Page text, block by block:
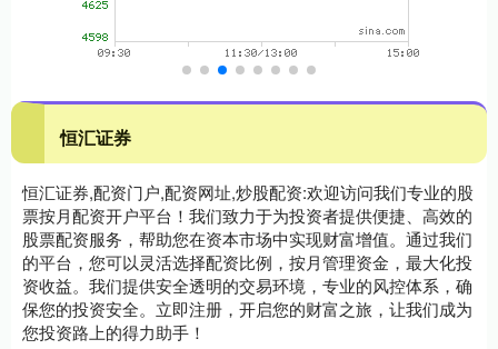
恒汇证券
恒汇证券,配资门户,配资网址,炒股配资:欢迎访问我们专业的股
票按月配资开户平台！我们致力于为投资者提供便捷、高效的
股票配资服务，帮助您在资本市场中实现财富增值。通过我们
的平台，您可以灵活选择配资比例，按月管理资金，最大化投
资收益。我们提供安全透明的交易环境，专业的风控体系，确
保您的投资安全。立即注册，开启您的财富之旅，让我们成为
您投资路上的得力助手！